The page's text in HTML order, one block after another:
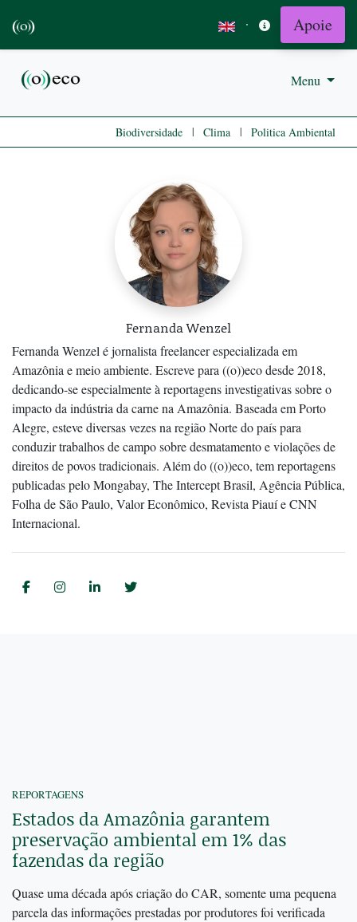
· Apoie
Menu
Biodiversidade | Clima | Politica Ambiental
Fernanda Wenzel
Fernanda Wenzel é jornalista freelancer especializada em
Amazônia e meio ambiente. Escreve para ((o))eco desde 2018,
dedicando-se especialmente à reportagens investigativas sobre o
impacto da indústria da carne na Amazônia. Baseada em Porto
Alegre, esteve diversas vezes na região Norte do país para
conduzir trabalhos de campo sobre desmatamento e violações de
direitos de povos tradicionais. Além do ((o))eco, tem reportagens
publicadas pelo Mongabay, The Intercept Brasil, Agência Pública,
Folha de São Paulo, Valor Econômico, Revista Piauí e CNN
Internacional.
REPORTAGENS
Estados da Amazônia garantem
preservação ambiental em 1% das
fazendas da região
Quase uma década após criação do CAR, somente uma pequena
parcela das informações prestadas por produtores foi verificada